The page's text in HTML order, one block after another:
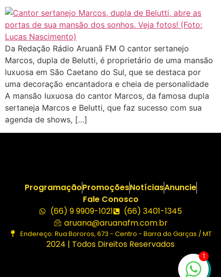
Da Redação Rádio Aruanã FM O cantor sertanejo
Marcos, dupla de Belutti, é proprietário de uma mansão
luxuosa em São Caetano do Sul, que se destaca por
uma decoração encantadora e cheia de personalidade
A mansão luxuosa do cantor Marcos, da famosa dupla
sertaneja Marcos e Belutti, que faz sucesso com sua
agenda de shows, […]
ProgramaçãoPromoçõesNotíciasAnuncie
Fale Conosco
(66) 9 9909-1021
(66) 3401-1345
aruana@aruanafm.com.br
Endereço: Rua Bororos, 673 - Centro - Barra do Garças / MT
2024 | Todos Direitos Reservados
1